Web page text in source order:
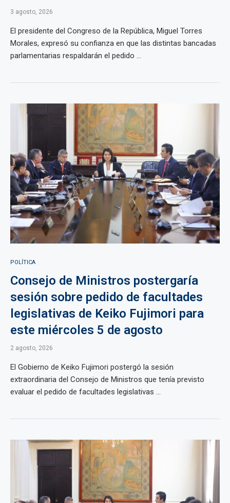
3 agosto, 2026
El presidente del Congreso de la República, Miguel Torres
Morales, expresó su confianza en que las distintas bancadas
parlamentarias respaldarán el pedido ...
POLÍTICA
Consejo de Ministros postergaría
sesión sobre pedido de facultades
legislativas de Keiko Fujimori para
este miércoles 5 de agosto
2 agosto, 2026
El Gobierno de Keiko Fujimori postergó la sesión
extraordinaria del Consejo de Ministros que tenía previsto
evaluar el pedido de facultades legislativas ...